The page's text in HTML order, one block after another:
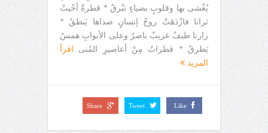
يُغْشى بها وقلوبٍ بضياءٍ تبْرقُ * قطرةٌ أحْيتْ
ثرانا فازْدَهَتْ روحُ إنسانٍ صداها يَنطقُ *
زارنا طيفٌ غريبٌ باصرٌ وعلى الأبوابِ همسٌ
يَطرقُ * قطراتٌ مِنْ أعاصيرِ المُنى
اقرأ
المزيد
Like
Tweet
Share